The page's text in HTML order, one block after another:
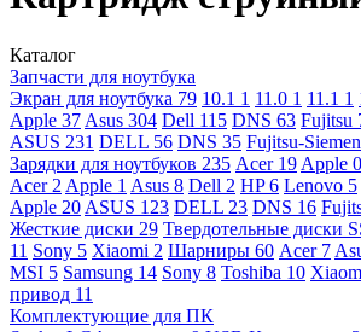
Каталог
Запчасти для ноутбука
Экран для ноутбука 79 10.1 1 11.0 1 11.1 1
Apple 37 Asus 304 Dell 115 DNS 63 Fujitsu
ASUS 231 DELL 56 DNS 35 Fujitsu-
Зарядки для ноутбуков 235 Acer 19 Apple 0
Acer 2 Apple 1 Asus 8 Dell 2 HP6 Lenovo 5
Apple 20 ASUS 123 DELL 23 DNS 16
Жесткие диски 29 Твердотельные диски
11 Sony 5 Xiaomi 2 Шарниры 60 Acer 7
MSI 5 Samsung 14 Sony 8 Toshiba 10
привод 11
Комплектующие для ПК